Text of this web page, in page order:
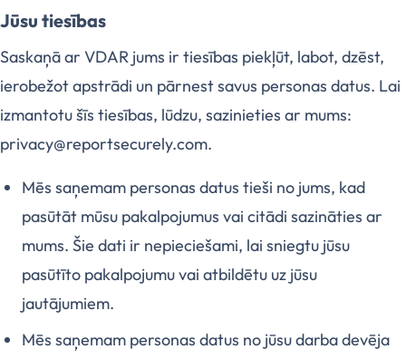
Jūsu tiesības
Saskaņā ar VDAR jums ir tiesības piekļūt, labot, dzēst,
ierobežot apstrādi un pārnest savus personas datus. Lai
izmantotu šīs tiesības, lūdzu, sazinieties ar mums:
privacy@reportsecurely.com.
Mēs saņemam personas datus tieši no jums, kad
pasūtāt mūsu pakalpojumus vai citādi sazināties ar
mums. Šie dati ir nepieciešami, lai sniegtu jūsu
pasūtīto pakalpojumu vai atbildētu uz jūsu
jautājumiem.
Mēs saņemam personas datus no jūsu darba devēja